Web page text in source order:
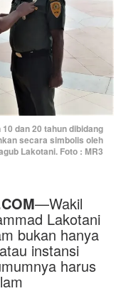
dan 20 tahun dibidang
secara simbolis oleh
Lakotani. Foto : MR3
—Wakil
Lakotani
bukan hanya
instansi
harus